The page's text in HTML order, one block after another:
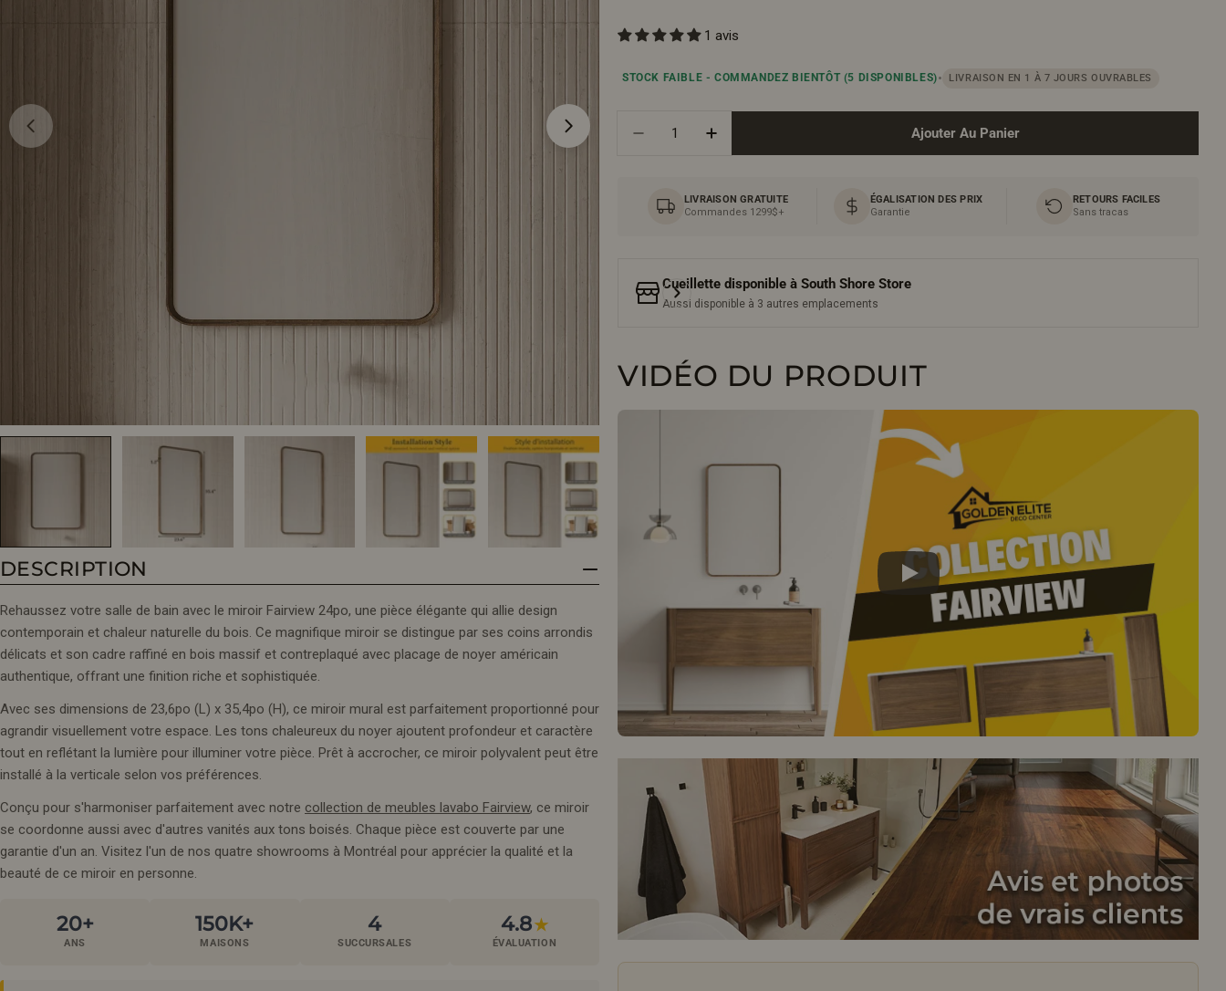
le média 0 en mode modal Ouvrir le média 1 en mode modal
DESCRIPTION
Rehaussez votre salle de bain avec le miroir Fairview 24po, une pièce élégante qui allie design
contemporain et chaleur naturelle du bois. Ce magnifique miroir se distingue par ses coins arrondis
délicats et son cadre raffiné en bois massif et contreplaqué avec placage de noyer américain
authentique, offrant une finition riche et sophistiquée.
Avec ses dimensions de 23,6po (L) x 35,4po (H), ce miroir mural est parfaitement proportionné pour
agrandir visuellement votre espace. Les tons chaleureux du noyer ajoutent profondeur et caractère
tout en reflétant la lumière pour illuminer votre pièce. Prêt à accrocher, ce miroir polyvalent peut être
installé à la verticale selon vos préférences.
Conçu pour s'harmoniser parfaitement avec notre collection de meubles lavabo Fairview, ce miroir
se coordonne aussi avec d'autres vanités aux tons boisés. Chaque pièce est couverte par une
garantie d'un an. Visitez l'un de nos quatre showrooms à Montréal pour apprécier la qualité et la
beauté de ce miroir en personne.
20+
ANS
150K+
MAISONS
4
SUCCURSALES
4.8★
ÉVALUATION
1 avis
STOCK FAIBLE - COMMANDEZ BIENTÔT(5 DISPONIBLES)• LIVRAISON EN 1 À 7 JOURS OUVRABLES
Diminuer La Quantité Pour Miroir 24po Avec Cadre En Noyer Américain Et
Augmenter La Quantité Pour Miroir 24po Avec Cadre En Noyer
Ajouter Au Panier
LIVRAISON GRATUITE
Commandes 1299$+
ÉGALISATION DES PRIX
Garantie
RETOURS FACILES
Sans tracas
Cueillette disponible à South Shore Store
Aussi disponible à 3 autres emplacements
VIDÉO DU PRODUIT